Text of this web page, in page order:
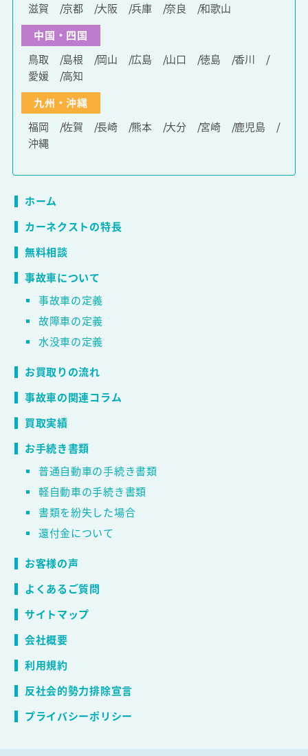
滋賀
京都 大阪 兵庫 奈良
和歌山
中国・四国
鳥取
島根 岡山 広島 山口 徳島
香川
愛媛
高知
九州・沖縄
福岡
佐賀 長崎 熊本 大分 宮崎
鹿児島
沖縄
ホーム
カーネクストの特長
無料相談
事故車について
事故車の定義
故障車の定義
水没車の定義
お買取りの流れ
事故車の関連コラム
買取実績
お手続き書類
普通自動車の手続き書類
軽自動車の手続き書類
書類を紛失した場合
還付金について
お客様の声
よくあるご質問
サイトマップ
会社概要
利用規約
反社会的勢力排除宣言
プライバシーポリシー